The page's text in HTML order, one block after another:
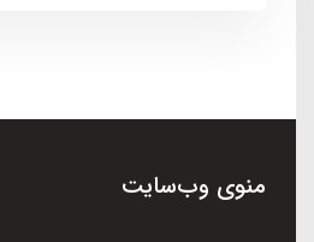
منوی وب‌سایت